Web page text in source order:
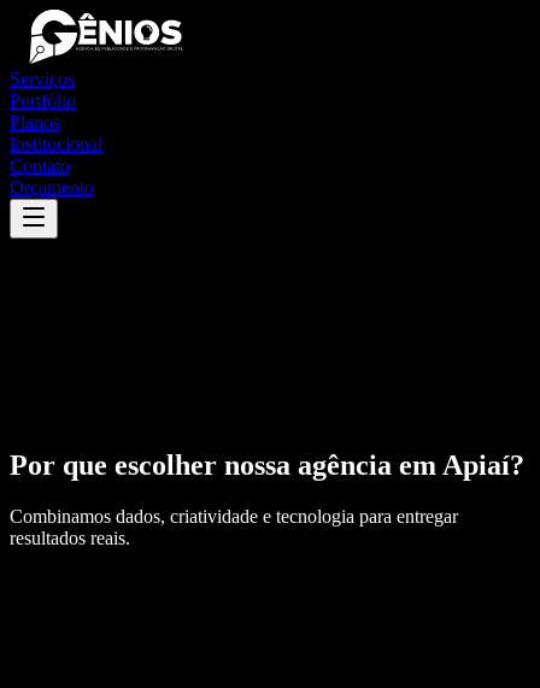
Serviços
Portfólio
Planos
Institucional
Contato
Orçamento
Por que escolher nossa agência em Apiaí?
Combinamos dados, criatividade e tecnologia para entregar
resultados reais.